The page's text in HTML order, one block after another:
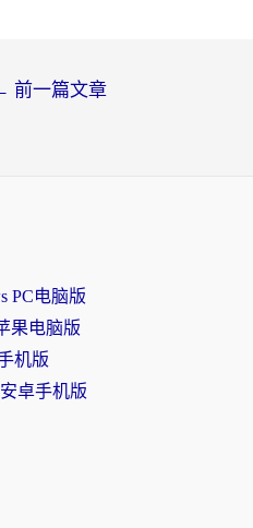
前一篇文章
PC电脑版
果电脑版
机版
卓手机版